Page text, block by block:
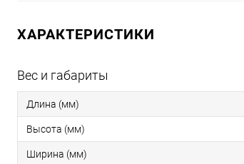
ХАРАКТЕРИСТИКИ
Вес и габариты
Длина (мм)
Высота (мм)
Ширина (мм)